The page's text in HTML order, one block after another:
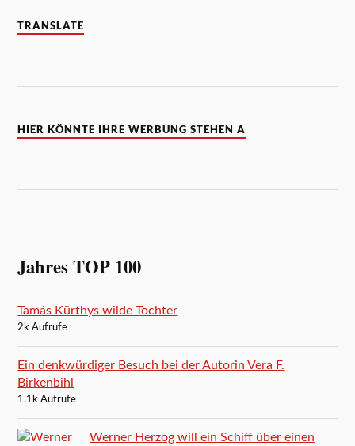
TRANSLATE
HIER KÖNNTE IHRE WERBUNG STEHEN A
Jahres TOP 100
Tamás Kürthys wilde Tochter
2k Aufrufe
Ein denkwürdiger Besuch bei der Autorin Vera F.
Birkenbihl
1.1k Aufrufe
Werner Herzog will ein Schiff über einen